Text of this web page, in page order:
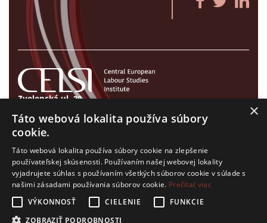
Zvolenská ul. 29
821 09 Bratislava, Slovenská republika
Tel./Fax:+421 2 207 35 767
E-mail: info@celsi.sk
Všetky práva na CELSI logo a ostatný obsah na tejto stránke je
×
Táto webová lokalita používa súbory
cookie.
Táto webová lokalita používa súbory cookie na zlepšenie
používateľskej skúsenosti. Používaním našej webovej lokality
vyjadrujete súhlas s používaním všetkých súborov cookie v súlade s
našimi zásadami používania súborov cookie. Prečítať viac
VÝKONNOSŤ
CIELENIE
FUNKCIE
ZOBRAZIŤ PODROBNOSTI